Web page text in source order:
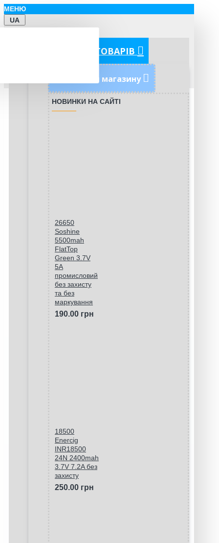
МЕНЮ
UA
КАТЕГОРІЇ ТОВАРІВ
Новинки магазину
НОВИНКИ НА САЙТІ
26650
Soshine
5500mah
FlatTop
Green 3.7V
5A
промисловий
без захисту
та без
маркування
190.00 грн
18500
Enercig
INR18500
24N 2400mah
3.7V 7.2A без
захисту
250.00 грн